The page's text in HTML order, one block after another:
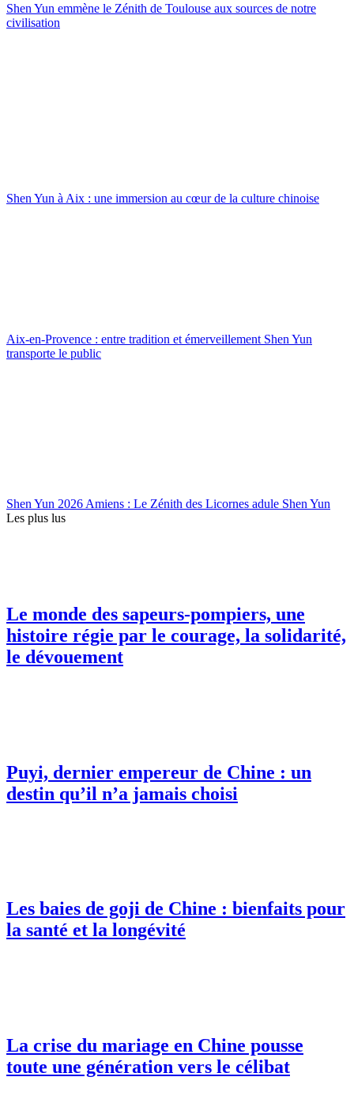
Shen Yun emmène le Zénith de Toulouse aux sources de notre
civilisation
Shen Yun à Aix : une immersion au cœur de la culture chinoise
Aix-en-Provence : entre tradition et émerveillement Shen Yun
transporte le public
Shen Yun 2026 Amiens : Le Zénith des Licornes adule Shen Yun
Les plus lus
Le monde des sapeurs-pompiers, une
histoire régie par le courage, la solidarité,
le dévouement
Puyi, dernier empereur de Chine : un
destin qu’il n’a jamais choisi
Les baies de goji de Chine : bienfaits pour
la santé et la longévité
La crise du mariage en Chine pousse
toute une génération vers le célibat